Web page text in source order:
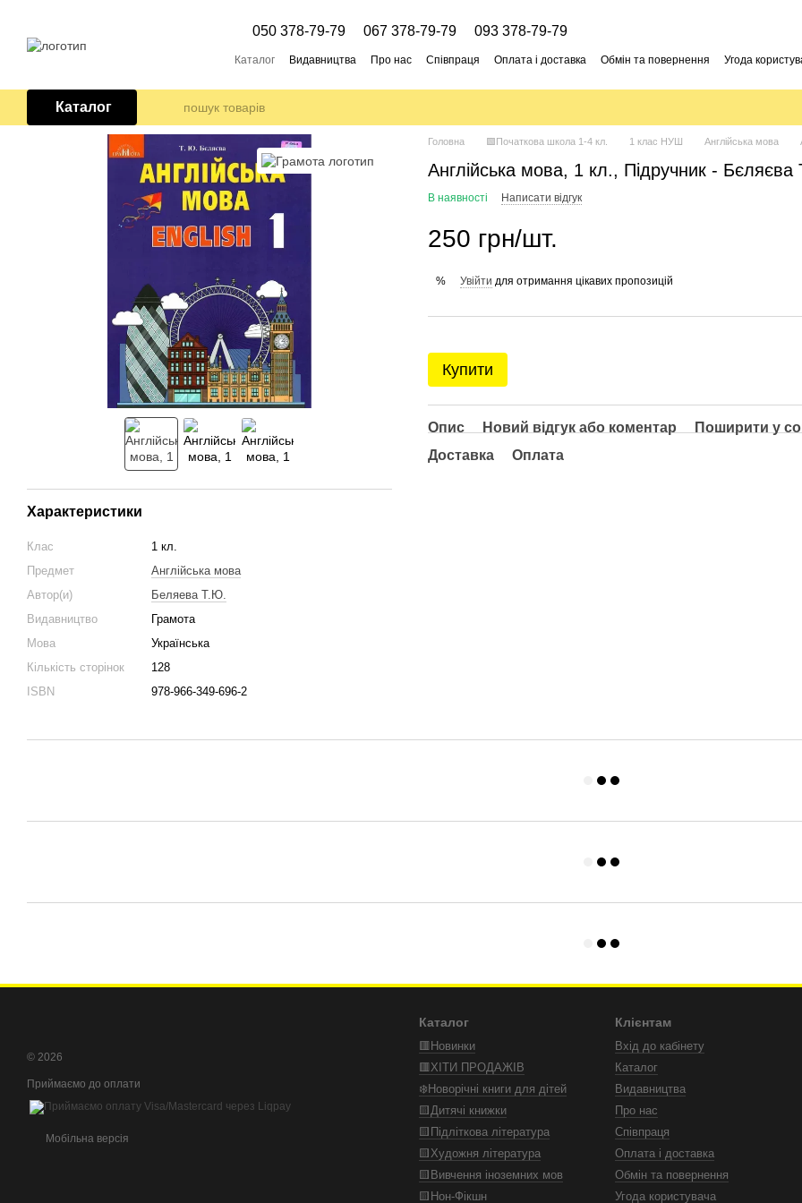
050 378-79-79 067 378-79-79 093 378-79-79
Каталог Видавництва Про нас Співпраця Оплата і доставка Обмін та повернення Угода
Каталог
Характеристики
Клас
1 кл.
Предмет
Англійська мова
Автор(и)
Беляева Т.Ю.
Видавництво
Грамота
Мова
Українська
Кількість сторінок
128
ISBN
978-966-349-696-2
Головна 🟩Початкова школа 1-4 кл. 1 клас НУШ Англійська мова
Англійська мова, 1 кл., Підручник -
В наявності Написати відгук
250 грн/шт.
% Увійти для отримання цікавих пропозицій
Купити
Опис Новий відгук або коментар
Поширити у
Доставка
Оплата
© 2026
Приймаємо до оплати
Мобільна версія
Каталог
🟥Новинки
🟥ХІТИ ПРОДАЖІВ
❄️Новорічні книги для дітей
🟨Дитячі книжки
🟨Підліткова література
🟨Художня література
🟨Вивчення іноземних мов
🟨Нон-Фікшн
Клієнтам
Вхід до кабінету
Каталог
Видавництва
Про нас
Співпраця
Оплата і доставка
Обмін та повернення
Угода користувача